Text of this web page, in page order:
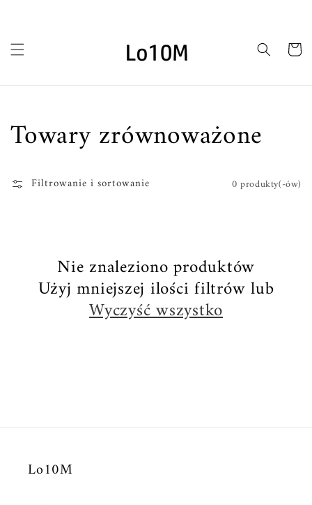
Koszyk
Kolekcja:
Towary zrównoważone
Filtrowanie i sortowanie 0 produkty(-ów)
Nie znaleziono produktów
Użyj mniejszej ilości filtrów lub
Wyczyść wszystko
Lo10M